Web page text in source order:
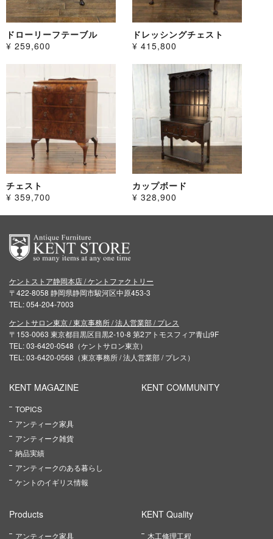
ドローリーフテーブル
¥ 259,600
ドレッシングチェスト
¥ 415,800
チェスト
¥ 359,700
カップボード
¥ 328,900
ケントストア静岡本店 / ケントファクトリー
〒422-8058 静岡県静岡市駿河区中原453-3
TEL: 054-204-7003
ケントサロン東京 / 東京事務所 / 法人営業部 / プレス
〒153-0063 東京都目黒区目黒2-10-8 第2アトモスフィア青山9F
TEL: 03-6420-0548（ケントサロン東京）
TEL: 03-6420-0568（東京事務所 / 法人営業部 / プレス）
KENT MAGAZINE
TOPICS
アンティーク家具
アンティーク雑貨
納品実績
アンティークのある暮らし
ケントのイギリス情報
KENT COMMUNITY
Products
アンティーク家具
KENT Quality
木工修理工程